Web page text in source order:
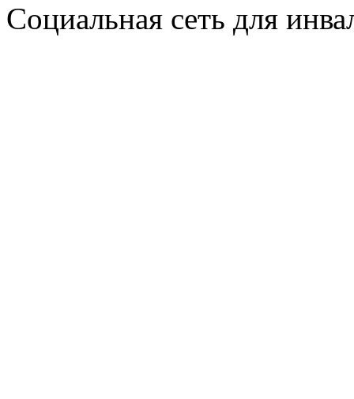
Социальная сеть для